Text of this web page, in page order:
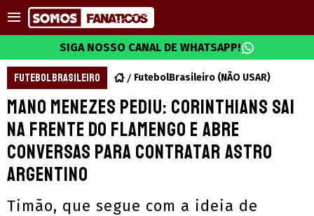
SIGA NOSSO CANAL DE WHATSAPP!
FUTEBOL BRASILEIRO FutebolBrasileiro (NÃO USAR)
Mano Menezes pediu: Corinthians sai
na frente do Flamengo e abre
conversas para contratar astro
argentino
Timão, que segue com a ideia de